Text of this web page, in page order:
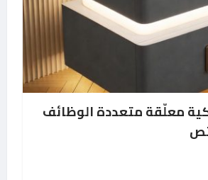
معلّقة متعددة الوظائف